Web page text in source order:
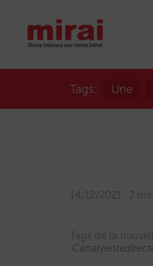
Tags: Une
14/12/2021 2
Tags de la